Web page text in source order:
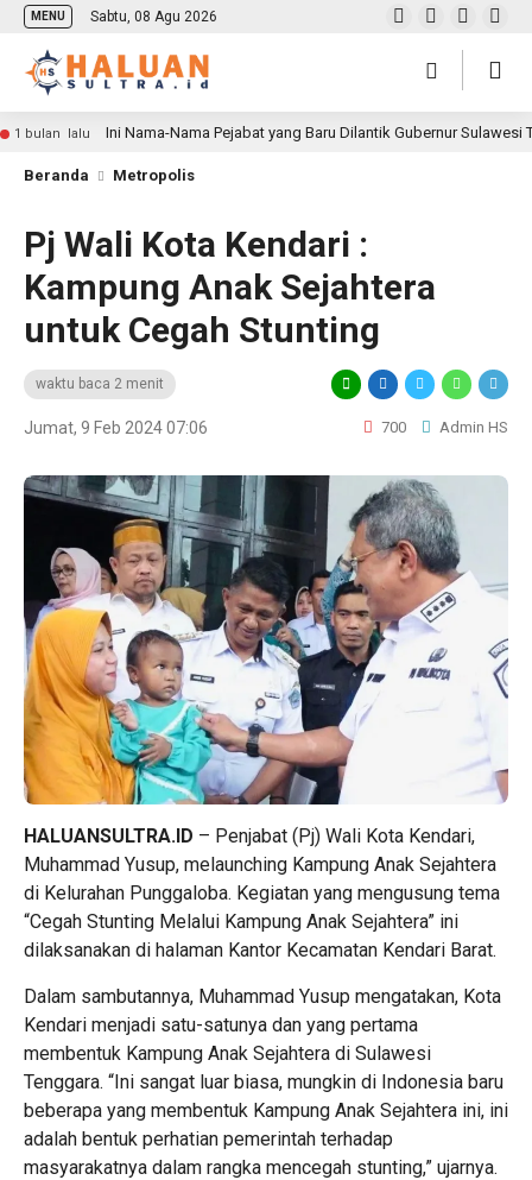
MENU Sabtu, 08 Agu 2026
1 bulan lalu Ini Nama-Nama Pejabat yang Baru Dilantik Gubernur Sulawesi
Beranda Metropolis
Pj Wali Kota Kendari :
Kampung Anak Sejahtera
untuk Cegah Stunting
waktu baca 2 menit
Jumat, 9 Feb 2024 07:06 700 Admin HS
HALUANSULTRA.ID – Penjabat (Pj) Wali Kota Kendari,
Muhammad Yusup, melaunching Kampung Anak Sejahtera
di Kelurahan Punggaloba. Kegiatan yang mengusung tema
“Cegah Stunting Melalui Kampung Anak Sejahtera” ini
dilaksanakan di halaman Kantor Kecamatan Kendari Barat.
Dalam sambutannya, Muhammad Yusup mengatakan, Kota
Kendari menjadi satu-satunya dan yang pertama
membentuk Kampung Anak Sejahtera di Sulawesi
Tenggara. “Ini sangat luar biasa, mungkin di Indonesia baru
beberapa yang membentuk Kampung Anak Sejahtera ini, ini
adalah bentuk perhatian pemerintah terhadap
masyarakatnya dalam rangka mencegah stunting,” ujarnya.